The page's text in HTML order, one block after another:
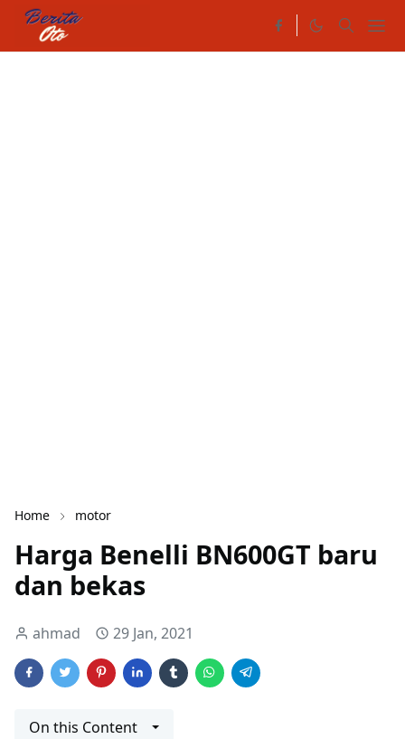
Home motor
Harga Benelli BN600GT baru
dan bekas
ahmad 29 Jan, 2021
On this Content